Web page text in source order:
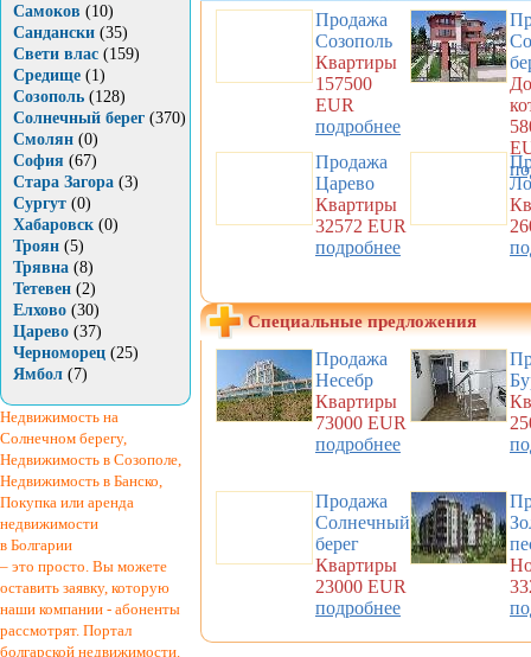
Самоков (10)
Сандански (35)
Свети влас (159)
Средище (1)
Созополь (128)
Солнечный берег (370)
Смолян (0)
София (67)
Стара Загора (3)
Сургут (0)
Хабаровск (0)
Троян (5)
Трявна (8)
Тетевен (2)
Елхово (30)
Царево (37)
Черноморец (25)
Ямбол (7)
Недвижимость на
Солнечном берегу,
Недвижимость в Созополе,
Недвижимость в Банско,
Покупка или аренда
недвижимости
в Болгарии
– это просто. Вы можете
оставить заявку, которую
наши компании - абоненты
рассмотрят. Портал
болгарской недвижимости.
Продажа
Созополь
Квартиры
157500
EUR
подробнее
Продажа
Царево
Квартиры
32572 EUR
подробнее
Специальные предложения
Продажа
Несебр
Квартиры
73000 EUR
подробнее
Продажа
Солнечный
берег
Квартиры
23000 EUR
подробнее